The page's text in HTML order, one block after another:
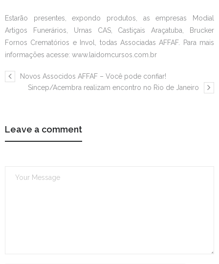
Estarão presentes, expondo produtos, as empresas Modial
Artigos Funerários, Urnas CAS, Castiçais Araçatuba, Brucker
Fornos Crematórios e Invol, todas Associadas AFFAF. Para mais
informações acesse: www.laidomcursos.com.br
Novos Associdos AFFAF – Você pode confiar!
Sincep/Acembra realizam encontro no Rio de Janeiro
Leave a comment